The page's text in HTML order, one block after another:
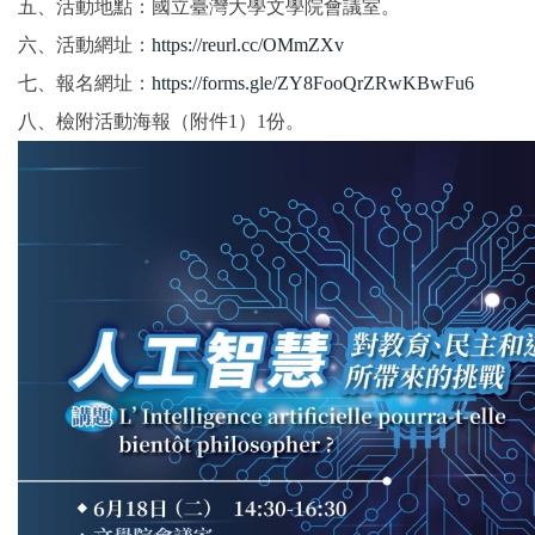
五、活動地點：國立臺灣大學文學院會議室。
六、活動網址： https://reurl.cc/OMmZXv
七、報名網址： https://forms.gle/ZY8FooQrZRwKBwFu6
八、檢附活動海報（附件1）1份。